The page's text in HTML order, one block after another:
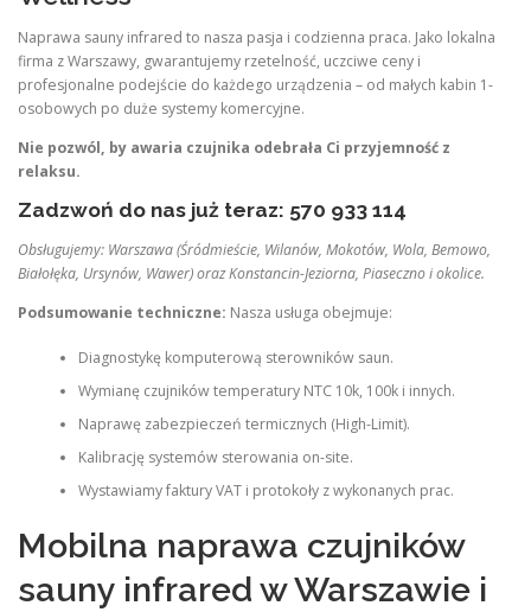
Naprawa sauny infrared to nasza pasja i codzienna praca. Jako lokalna
firma z Warszawy, gwarantujemy rzetelność, uczciwe ceny i
profesjonalne podejście do każdego urządzenia – od małych kabin 1-
osobowych po duże systemy komercyjne.
Nie pozwól, by awaria czujnika odebrała Ci przyjemność z
relaksu.
Zadzwoń do nas już teraz: 570 933 114
Obsługujemy: Warszawa (Śródmieście, Wilanów, Mokotów, Wola, Bemowo,
Białołęka, Ursynów, Wawer) oraz Konstancin-Jeziorna, Piaseczno i okolice.
Podsumowanie techniczne: Nasza usługa obejmuje:
Diagnostykę komputerową sterowników saun.
Wymianę czujników temperatury NTC 10k, 100k i innych.
Naprawę zabezpieczeń termicznych (High-Limit).
Kalibrację systemów sterowania on-site.
Wystawiamy faktury VAT i protokoły z wykonanych prac.
Mobilna naprawa czujników
sauny infrared w Warszawie i